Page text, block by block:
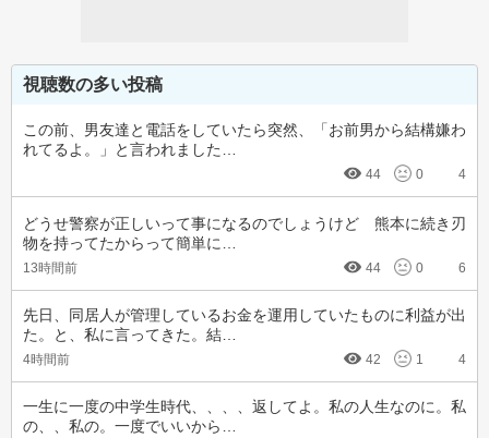
視聴数の多い投稿
この前、男友達と電話をしていたら突然、「お前男から結構嫌わ
れてるよ。」と言われました…
44 0 4
どうせ警察が正しいって事になるのでしょうけど　熊本に続き刃
物を持ってたからって簡単に…
13時間前 44 0 6
先日、同居人が管理しているお金を運用していたものに利益が出
た。と、私に言ってきた。結…
4時間前 42 1 4
一生に一度の中学生時代、、、、返してよ。私の人生なのに。私
の、、私の。一度でいいから…